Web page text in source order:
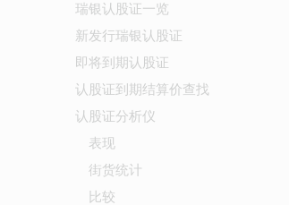
瑞银认股证一览
新发行瑞银认股证
即将到期认股证
认股证到期结算价查找
认股证分析仪
表现
街货统计
比较